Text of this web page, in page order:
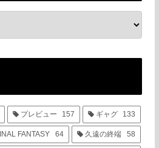
プレビュー 157 ギャグ 133
FANTASY 64 久遠の終端 58